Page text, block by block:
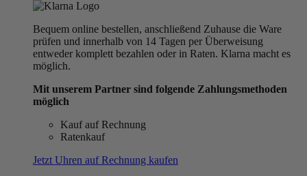
Bequem online bestellen, anschließend Zuhause die Ware
prüfen und innerhalb von 14 Tagen per Überweisung
entweder komplett bezahlen oder in Raten. Klarna macht es
möglich.
Mit unserem Partner sind folgende Zahlungsmethoden
möglich
Kauf auf Rechnung
Ratenkauf
Jetzt Uhren auf Rechnung kaufen